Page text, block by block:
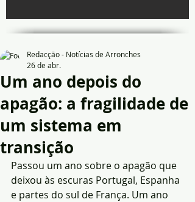
Um ano depois do
apagão: a fragilidade de
um sistema em
transição
Redacção - Notícias de Arronches
26 de abr.
Passou um ano sobre o apagão que
deixou às escuras Portugal, Espanha
e partes do sul de França. Um ano